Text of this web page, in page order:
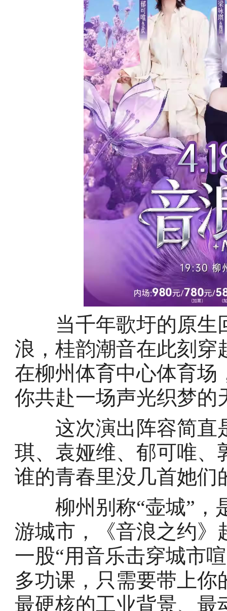
当千年歌圩的原生
浪，桂韵潮音在此刻穿
在柳州体育中心体育场
你共赴一场声光织梦的
这次演出阵容简直
琪、袁娅维、郁可唯、
谁的青春里没几首她们
柳州别称“壶城”，
游城市，《音浪之约》
一股“用音乐击穿城市
多功课，只需要带上
最硬核的工业背景、最